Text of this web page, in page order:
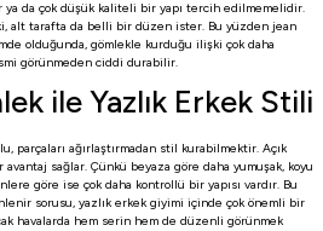
ya da çok düşük kaliteli bir yapı tercih edilmemelidir.
alt tarafta da belli bir düzen ister. Bu yüzden jean
olduğunda, gömlekle kurduğu ilişki çok daha
görünmeden ciddi durabilir.
ile Yazlık Erkek Stili
parçaları ağırlaştırmadan stil kurabilmektir. Açık
sağlar. Çünkü beyaza göre daha yumuşak, koyu
göre ise çok daha kontrollü bir yapısı vardır. Bu
sorusu, yazlık erkek giyimi içinde çok önemli bir
havalarda hem serin hem de düzenli görünmek